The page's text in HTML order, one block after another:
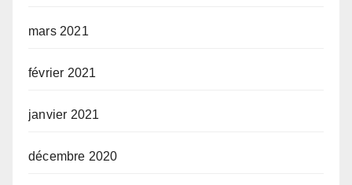
mars 2021
février 2021
janvier 2021
décembre 2020